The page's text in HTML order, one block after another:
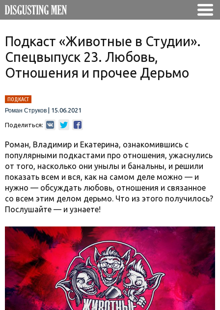
Подкаст «Животные в Студии».
Спецвыпуск 23. Любовь,
Отношения и прочее Дерьмо
ПОДКАСТ
Роман Струков
15.06.2021
Поделиться:
Роман, Владимир и Екатерина, ознакомившись с
популярными подкастами про отношения, ужаснулись
от того, насколько они унылы и банальны, и решили
показать всем и вся, как на самом деле можно — и
нужно — обсуждать любовь, отношения и связанное
со всем этим делом дерьмо. Что из этого получилось?
Послушайте — и узнаете!